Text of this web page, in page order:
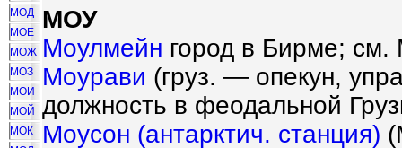
МОД
МОЕ
МОЖ
МОЗ
МОИ
МОЙ
МОК
МОУ
Моулмейн город в Бирме;
Моурави (груз. — опекун,
должность в феодальной
Моусон (антарктич. станция)